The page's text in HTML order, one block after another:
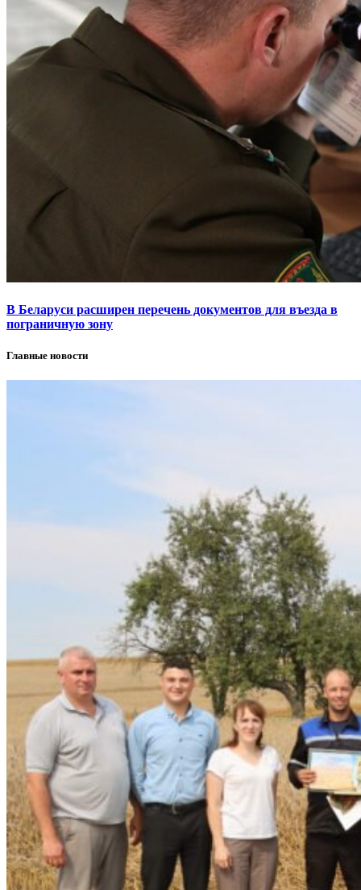
В Беларуси расширен перечень документов для въезда в
пограничную зону
Главные новости